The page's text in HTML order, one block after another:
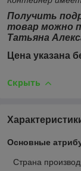
Получить
товар можно
Татьяна
Цена указана
Скрыть
Основные
Страна